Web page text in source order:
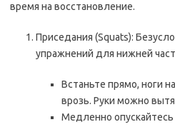
время на восстановление.
Приседания (Squats):
упражнений для нижней
Встаньте прямо, ноги
врозь. Руки можно
Медленно опускайтесь